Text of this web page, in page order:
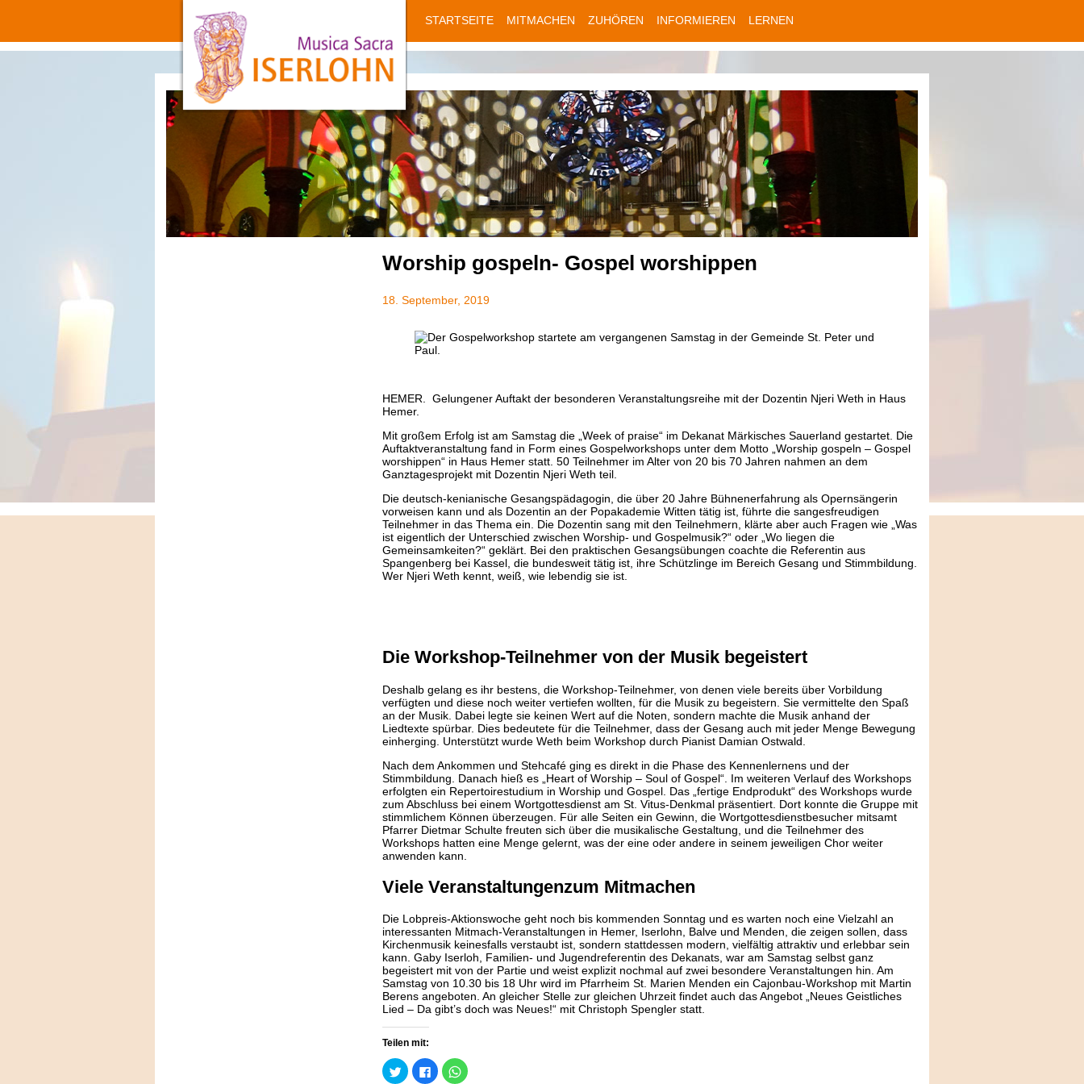
STARTSEITE MITMACHEN ZUHÖREN INFORMIEREN LERNEN
Worship gospeln- Gospel worshippen
18. September, 2019
HEMER.
Gelungener Auftakt der besonderen Veranstaltungsreihe mit der Dozentin Njeri Weth in Haus
Hemer.
Mit großem Erfolg ist am Samstag die „Week of praise“ im Dekanat Märkisches Sauerland gestartet. Die
Auftaktveranstaltung fand in Form eines Gospelworkshops unter dem Motto „Worship gospeln – Gospel
worshippen“ in Haus Hemer statt. 50 Teilnehmer im Alter von 20 bis 70 Jahren nahmen an dem
Ganztagesprojekt mit Dozentin Njeri Weth teil.
Die deutsch-kenianische Gesangspädagogin, die über 20 Jahre Bühnenerfahrung als Opernsängerin
vorweisen kann und als Dozentin an der Popakademie Witten tätig ist, führte die sangesfreudigen
Teilnehmer in das Thema ein. Die Dozentin sang mit den Teilnehmern, klärte aber auch Fragen wie „Was
ist eigentlich der Unterschied zwischen Worship- und Gospelmusik?“ oder „Wo liegen die
Gemeinsamkeiten?“ geklärt. Bei den praktischen Gesangsübungen coachte die Referentin aus
Spangenberg bei Kassel, die bundesweit tätig ist, ihre Schützlinge im Bereich Gesang und Stimmbildung.
Wer Njeri Weth kennt, weiß, wie lebendig sie ist.
Die Workshop-Teilnehmer von der Musik begeistert
Deshalb gelang es ihr bestens, die Workshop-Teilnehmer, von denen viele bereits über Vorbildung
verfügten und diese noch weiter vertiefen wollten, für die Musik zu begeistern. Sie vermittelte den Spaß
an der Musik. Dabei legte sie keinen Wert auf die Noten, sondern machte die Musik anhand der
Liedtexte spürbar. Dies bedeutete für die Teilnehmer, dass der Gesang auch mit jeder Menge Bewegung
einherging. Unterstützt wurde Weth beim Workshop durch Pianist Damian Ostwald.
Nach dem Ankommen und Stehcafé ging es direkt in die Phase des Kennenlernens und der
Stimmbildung. Danach hieß es „Heart of Worship – Soul of Gospel“. Im weiteren Verlauf des Workshops
erfolgten ein Repertoirestudium in Worship und Gospel. Das „fertige Endprodukt“ des Workshops wurde
zum Abschluss bei einem Wortgottesdienst am St. Vitus-Denkmal präsentiert. Dort konnte die Gruppe mit
stimmlichem Können überzeugen. Für alle Seiten ein Gewinn, die Wortgottesdienstbesucher mitsamt
Pfarrer Dietmar Schulte freuten sich über die musikalische Gestaltung, und die Teilnehmer des
Workshops hatten eine Menge gelernt, was der eine oder andere in seinem jeweiligen Chor weiter
anwenden kann.
Viele Veranstaltungenzum Mitmachen
Die Lobpreis-Aktionswoche geht noch bis kommenden Sonntag und es warten noch eine Vielzahl an
interessanten Mitmach-Veranstaltungen in Hemer, Iserlohn, Balve und Menden, die zeigen sollen, dass
Kirchenmusik keinesfalls verstaubt ist, sondern stattdessen modern, vielfältig attraktiv und erlebbar sein
kann. Gaby Iserloh, Familien- und Jugendreferentin des Dekanats, war am Samstag selbst ganz
begeistert mit von der Partie und weist explizit nochmal auf zwei besondere Veranstaltungen hin. Am
Samstag von 10.30 bis 18 Uhr wird im Pfarrheim St. Marien Menden ein Cajonbau-Workshop mit Martin
Berens angeboten. An gleicher Stelle zur gleichen Uhrzeit findet auch das Angebot „Neues Geistliches
Lied – Da gibt’s doch was Neues!“ mit Christoph Spengler statt.
Teilen mit:
Klick,
um
Klick,
um
Klicken,
um